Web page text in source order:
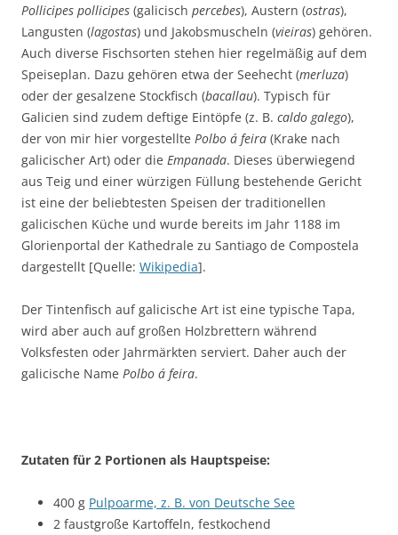
Pollicipes pollicipes (galicisch percebes), Austern (ostras),
Langusten (lagostas) und Jakobsmuscheln (vieiras) gehören.
Auch diverse Fischsorten stehen hier regelmäßig auf dem
Speiseplan. Dazu gehören etwa der Seehecht (merluza)
oder der gesalzene Stockfisch (bacallau). Typisch für
Galicien sind zudem deftige Eintöpfe (z. B. caldo galego),
der von mir hier vorgestellte Polbo á feira (Krake nach
galicischer Art) oder die Empanada. Dieses überwiegend
aus Teig und einer würzigen Füllung bestehende Gericht
ist eine der beliebtesten Speisen der traditionellen
galicischen Küche und wurde bereits im Jahr 1188 im
Glorienportal der Kathedrale zu Santiago de Compostela
dargestellt [Quelle: Wikipedia].
Der Tintenfisch auf galicische Art ist eine typische Tapa,
wird aber auch auf großen Holzbrettern während
Volksfesten oder Jahrmärkten serviert. Daher auch der
galicische Name Polbo á feira.
Zutaten für 2 Portionen als Hauptspeise:
400 g Pulpoarme, z. B. von Deutsche See
2 faustgroße Kartoffeln, festkochend